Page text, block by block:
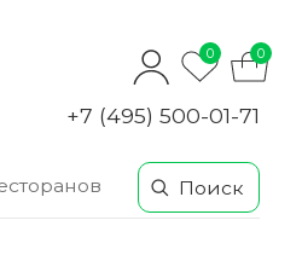
0 0
+7 (495) 500-01-71